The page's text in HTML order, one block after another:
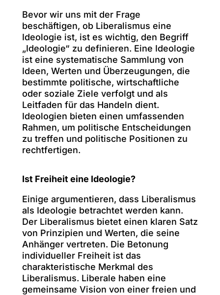
Bevor wir uns mit der Frage
beschäftigen, ob Liberalismus eine
Ideologie ist, ist es wichtig, den Begriff
„Ideologie“ zu definieren. Eine Ideologie
ist eine systematische Sammlung von
Ideen, Werten und Überzeugungen, die
bestimmte politische, wirtschaftliche
oder soziale Ziele verfolgt und als
Leitfaden für das Handeln dient.
Ideologien bieten einen umfassenden
Rahmen, um politische Entscheidungen
zu treffen und politische Positionen zu
rechtfertigen.
Ist Freiheit eine Ideologie?
Einige argumentieren, dass Liberalismus
als Ideologie betrachtet werden kann.
Der Liberalismus bietet einen klaren Satz
von Prinzipien und Werten, die seine
Anhänger vertreten. Die Betonung
individueller Freiheit ist das
charakteristische Merkmal des
Liberalismus. Liberale haben eine
gemeinsame Vision von einer freien und